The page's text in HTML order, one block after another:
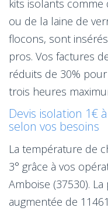
kits isolants
ou de la laine de
flocons, sont
pros. Vos factures
réduits de 30%
trois heures
Devis isolation 1€
selon vos besoins
La température de
3° grâce à vos
Amboise (37530).
augmentée de